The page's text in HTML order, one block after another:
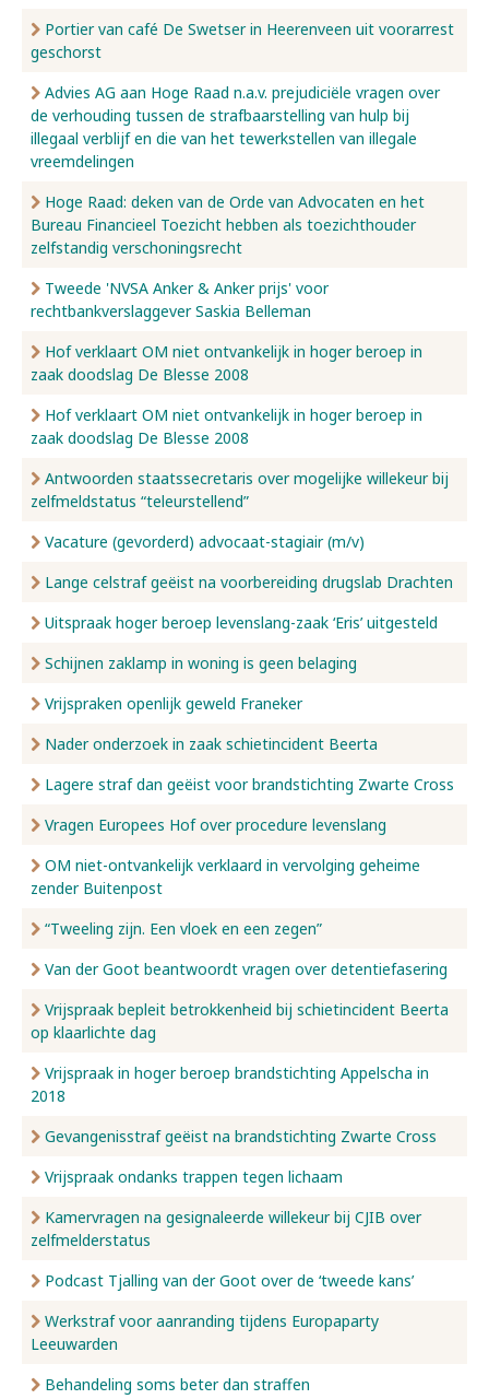
Portier van café De Swetser in Heerenveen uit voorarrest
geschorst
Advies AG aan Hoge Raad n.a.v. prejudiciële vragen over
de verhouding tussen de strafbaarstelling van hulp bij
illegaal verblijf en die van het tewerkstellen van illegale
vreemdelingen
Hoge Raad: deken van de Orde van Advocaten en het
Bureau Financieel Toezicht hebben als toezichthouder
zelfstandig verschoningsrecht
Tweede 'NVSA Anker & Anker prijs' voor
rechtbankverslaggever Saskia Belleman
Hof verklaart OM niet ontvankelijk in hoger beroep in
zaak doodslag De Blesse 2008
Hof verklaart OM niet ontvankelijk in hoger beroep in
zaak doodslag De Blesse 2008
Antwoorden staatssecretaris over mogelijke willekeur bij
zelfmeldstatus “teleurstellend”
Vacature (gevorderd) advocaat-stagiair (m/v)
Lange celstraf geëist na voorbereiding drugslab Drachten
Uitspraak hoger beroep levenslang-zaak ‘Eris’ uitgesteld
Schijnen zaklamp in woning is geen belaging
Vrijspraken openlijk geweld Franeker
Nader onderzoek in zaak schietincident Beerta
Lagere straf dan geëist voor brandstichting Zwarte Cross
Vragen Europees Hof over procedure levenslang
OM niet-ontvankelijk verklaard in vervolging geheime
zender Buitenpost
“Tweeling zijn. Een vloek en een zegen”
Van der Goot beantwoordt vragen over detentiefasering
Vrijspraak bepleit betrokkenheid bij schietincident Beerta
op klaarlichte dag
Vrijspraak in hoger beroep brandstichting Appelscha in
2018
Gevangenisstraf geëist na brandstichting Zwarte Cross
Vrijspraak ondanks trappen tegen lichaam
Kamervragen na gesignaleerde willekeur bij CJIB over
zelfmelderstatus
Podcast Tjalling van der Goot over de ‘tweede kans’
Werkstraf voor aanranding tijdens Europaparty
Leeuwarden
Behandeling soms beter dan straffen